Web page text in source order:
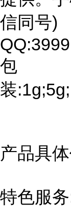
信同号)
包
装
产品具
特色服